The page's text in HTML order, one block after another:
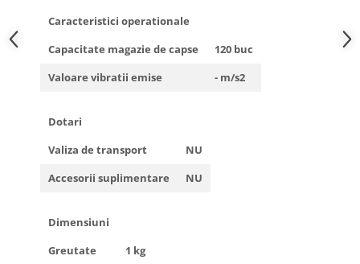
Truse de lipit PPR
Ventuze cu brate pentru transport
Vibratoare beton
Masini de spalat rufe cu uscator
Uscatoare de rufe
Seturi oale
SANDWICH MAKER
Storcatoare de fructe
Caracteristici operationale
Capacitate magazie de capse
120 buc
Valoare vibratii emise
- m/s2
Dotari
Valiza de transport
NU
Accesorii suplimentare
NU
Dimensiuni
Greutate
1 kg